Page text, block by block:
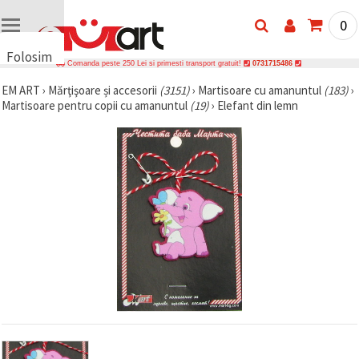
Folosim
uri
🍪 Folosim
traficul și a
0
Comanda peste 250 Lei si primesti transport gratuit! 0731715486
EM ART › Mărţişoare și accesorii (3151)› Martisoare cu amanuntul (183)›
Martisoare pentru copii cu amanuntul (19)› Elefant din lemn